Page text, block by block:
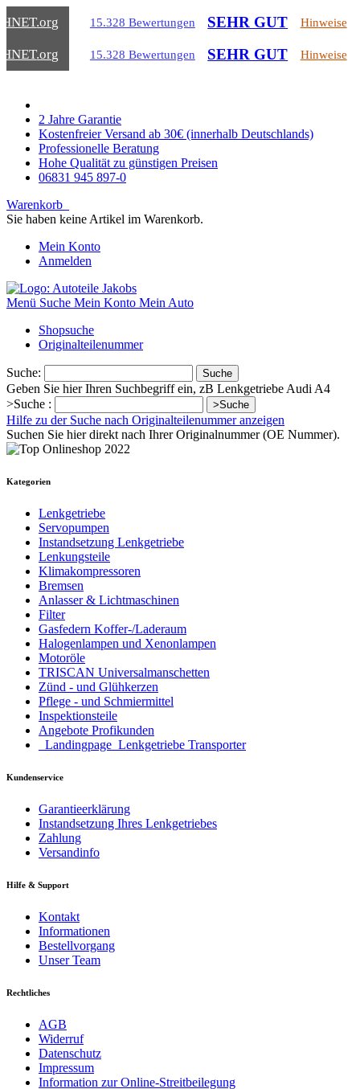
.org 15.328 Bewertungen SEHR GUT Hinweise
.org 15.328 Bewertungen SEHR GUT Hinweise
2 Jahre Garantie
Kostenfreier Versand ab 30€ (innerhalb Deutschlands)
Professionelle Beratung
Hohe Qualität zu günstigen Preisen
06831 945 897-0
Warenkorb
Sie haben keine Artikel im Warenkorb.
Mein Konto
Anmelden
Menü Suche Mein Konto Mein Auto
Shopsuche
Originalteilenummer
Suche: Suche
Geben Sie hier Ihren Suchbegriff ein, zB Lenkgetriebe Audi A4
>Suche :
>Suche
Hilfe zu der Suche nach Originalteilenummer anzeigen
Suchen Sie hier direkt nach Ihrer Originalnummer (OE Nummer).
Kategorien
Lenkgetriebe
Servopumpen
Instandsetzung Lenkgetriebe
Lenkungsteile
Klimakompressoren
Bremsen
Anlasser & Lichtmaschinen
Filter
Gasfedern Koffer-/Laderaum
Halogenlampen und Xenonlampen
Motoröle
TRISCAN Universalmanschetten
Zünd - und Glühkerzen
Pflege - und Schmiermittel
Inspektionsteile
Angebote Profikunden
_Landingpage_Lenkgetriebe Transporter
Kundenservice
Garantieerklärung
Instandsetzung Ihres Lenkgetriebes
Zahlung
Versandinfo
Hilfe & Support
Kontakt
Informationen
Bestellvorgang
Unser Team
Rechtliches
AGB
Widerruf
Datenschutz
Impressum
Information zur Online-Streitbeilegung